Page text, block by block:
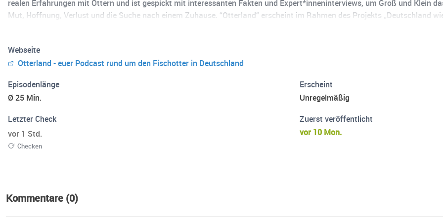
realen Erfahrungen mit Ottern und ist gespickt mit interessanten Fakten und Expert*inneninterviews, um Groß und Klein
Mut, Hoffnung, Verlust und die Suche nach einem Zuhause. “Otterland“ erscheint im Rahmen des Projekts „Deutschland
Bundesprogramms Biologische Vielfalt wieder und muss nicht mit der Auffassung des Zuwendungsgebers übereinstimmen.
Webseite
Otterland - euer Podcast rund um den Fischotter in Deutschland
Episodenlänge
Ø 25 Min.
Erscheint
Unregelmäßig
Letzter Check
vor 1 Std.
Checken
Zuerst veröffentlicht
vor 10 Mon.
Kommentare (0)